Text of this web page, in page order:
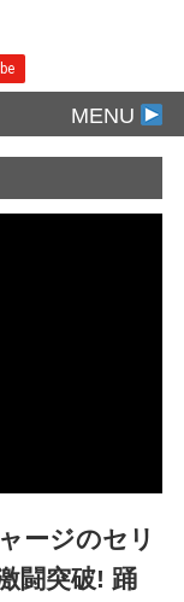
MENU
ージのセリ
闘突破! 踊